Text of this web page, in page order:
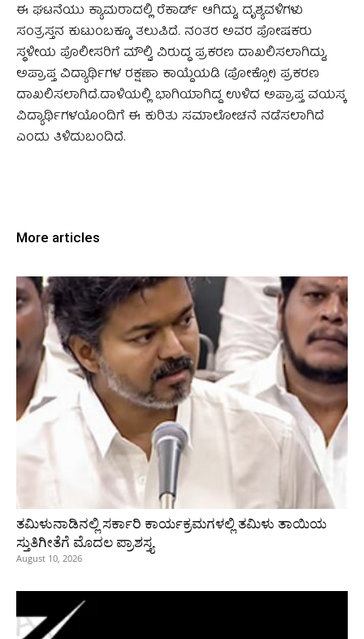
ಈ ಘಟನೆಯು ಕ್ಯಾಮರಾದಲ್ಲಿ ರೆಕಾರ್ಡ್ ಆಗಿದ್ದು, ದೃಶ್ಯವಳಿಗಳು
ಸಂತ್ರಸ್ತನ ಕುಟುಂಬಕ್ಕೂ ತಲುಪಿದೆ. ನಂತರ ಅವರ ಪೋಷಕರು
ಸ್ಥಳೀಯ ಪೊಲೀಸರಿಗೆ ಮೌಲ್ವಿ ವಿರುದ್ಧ ಪ್ರಕರಣ ದಾಖಲಿಸಲಾಗಿದ್ದು,
ಅಪ್ರಾಪ್ತ ವಿದ್ಯಾರ್ಥಿಗಳ ರಕ್ಷಣಾ ಕಾಯ್ದೆಯಡಿ (ಪೋಕ್ಸೋ) ಪ್ರಕರಣ
ದಾಖಲಿಸಲಾಗಿದೆ.ದಾಳಿಯಲ್ಲಿ ಭಾಗಿಯಾಗಿದ್ದ ಉಳಿದ ಅಪ್ರಾಪ್ತ ವಯಸ್ಕ
ವಿದ್ಯಾರ್ಥಿಗಳಯೊಂದಿಗೆ ಈ ಕುರಿತು ಸಮಾಲೋಚನೆ ನಡೆಸಲಾಗಿದೆ
ಎಂದು ತಿಳಿದುಬಂದಿದೆ.
More articles
ತಮಿಳುನಾಡಿನಲ್ಲಿ ಸರ್ಕಾರಿ ಕಾರ್ಯಕ್ರಮಗಳಲ್ಲಿ ತಮಿಳು ತಾಯಿಯ
ಸ್ತುತಿಗೀತೆಗೆ ಮೊದಲ ಪ್ರಾಶಸ್ತ್ಯ
August 10, 2026